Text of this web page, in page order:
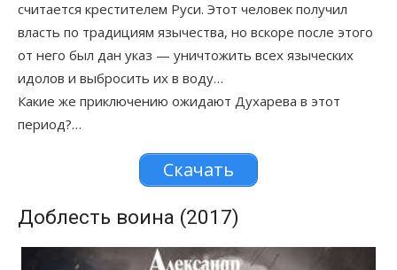
считается крестителем Руси. Этот человек получил
власть по традициям язычества, но вскоре после этого
от него был дан указ — уничтожить всех языческих
идолов и выбросить их в воду…
Какие же приключению ожидают Духарева в этот
период?…
Скачать
Доблесть воина (2017)